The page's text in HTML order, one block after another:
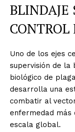
BLINDAJE
CONTROL
Uno de los ejes
supervisión de la
biológico de
desarrolla una
combatir al
enfermedad
escala global.